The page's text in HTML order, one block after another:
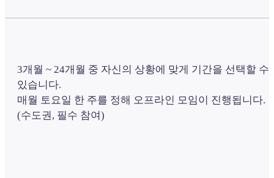
3개월 ~ 24개월 중 자신의 상황에 맞게 기간을 선택할 수
있습니다.
매월 토요일 한 주를 정해 오프라인 모임이 진행됩니다.
(수도권, 필수 참여)